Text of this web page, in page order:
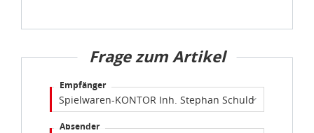
Frage zum Artikel
Empfänger
Absender